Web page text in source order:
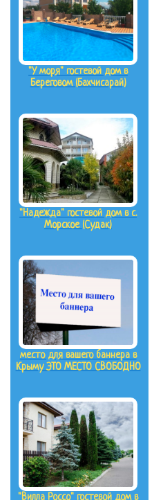
"У моря" гостевой дом в
Береговом (Бахчисарай)
"Надежда" гостевой дом в с.
Морское (Судак)
место для вашего баннера в
Крыму ЭТО МЕСТО СВОБОДНО
"Вилла Россо" гостевой дом в